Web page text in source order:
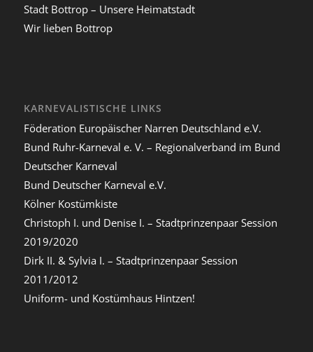
Stadt Bottrop – Unsere Heimatstadt
Wir lieben Bottrop
KARNEVALISTISCHE LINKS
Föderation Europäischer Narren Deutschland e.V.
Bund Ruhr-Karneval e. V. – Regionalverband im Bund
Deutscher Karneval
Bund Deutscher Karneval e.V.
Kölner Kostümkiste
Christoph I. und Denise I. – Stadtprinzenpaar Session
2019/2020
Dirk II. & Sylvia I. – Stadtprinzenpaar Session
2011/2012
Uniform- und Kostümhaus Hintzen!